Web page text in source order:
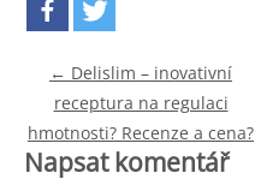
Post navigation
← Delislim – inovativní
receptura na regulaci
hmotnosti? Recenze a cena?
Napsat komentář